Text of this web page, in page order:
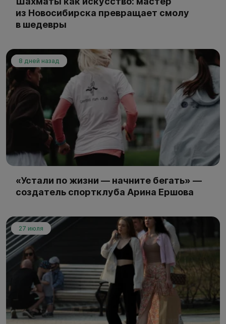
из Новосибирска превращает смолу
в шедевры
8 дней назад
«Устали по жизни — начните бегать» —
создатель спортклуба Арина Ершова
27 июля